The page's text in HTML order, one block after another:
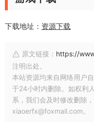
下载地址： 资源下载
原文链接： https://
注明出处。
本站资源均来自网络用户
于24小时内删除。如权利
系，我们会及时修改删除
xiaoerfx@foxmail.com。